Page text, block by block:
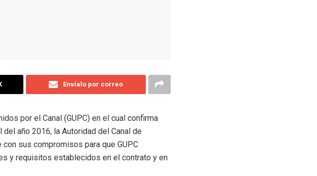
Envíalo por correo
por el Canal (GUPC) en el cual confirma
año 2016, la Autoridad del Canal de
sus compromisos para que GUPC
y requisitos establecidos en el contrato y en